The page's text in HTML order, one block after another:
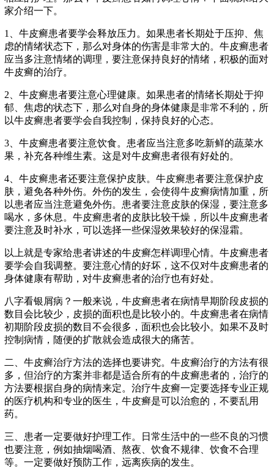
家介绍一下。
1、牛皮癣患者要学会释放压力。如果患者长期处于压抑、焦
虑的情绪状态下，那么对身体的伤害是非常大的。牛皮癣患者
应当多注意情绪的调理，要注意保持良好的情绪，积极的面对
牛皮癣的治疗。
2、牛皮癣患者要注意心理健康。如果患者的情绪长期处于抑
郁、焦虑的状态下，那么对自身的身体健康是非常不利的，所
以牛皮癣患者要学会自我控制，保持良好的心态。
3、牛皮癣患者要注意饮食。患者应当注意多吃新鲜的蔬菜水
果，补充各种维生素。这是对牛皮癣患者很有好处的。
4、牛皮癣患者还要注意保护皮肤。牛皮癣患者要注意保护皮
肤，避免各种外伤。外伤的发生，会使得牛皮癣病情加重，所
以患者应当注意避免外伤。患者要注意皮肤的保湿，要注意多
喝水，多休息。牛皮癣患者的皮肤比较干燥，所以牛皮癣患者
要注意及时补水，可以选择一些保湿效果较好的保湿霜。
以上就是专家给患者讲述的牛皮癣怎样调理心情。牛皮癣患者
要学会自我调整。要注意心情的好坏，这不仅对牛皮癣患者的
身体健康有帮助，对牛皮癣患者的治疗也有好处。
八字看银屑病？一般来说，牛皮癣患者在病情早期阶段皮损的
数目会比较少，皮损的面积也是比较小的。牛皮癣患者在病情
初期阶段皮损的数目不会很多，面积也会比较小。如果不及时
控制病情，随便的扩散就会造成很大的痛苦。
二、牛皮癣治疗方法的选择也要讲究。牛皮癣治疗的方法有很
多，但治疗的方案并非都是适合所有的牛皮癣患者的，治疗的
方法要根据自身的病情来定。治疗牛皮癣一定要选择专业正规
的医疗机构和专业的医生，牛皮癣是可以治愈的，不要乱用
药。
三、患者一定要做好护理工作。日常生活中的一些不良的习惯
也要注意，例如抽烟喝酒、熬夜、饮食不规律、饮食不合理
等。一定要做好预防工作，远离疾病的发生。